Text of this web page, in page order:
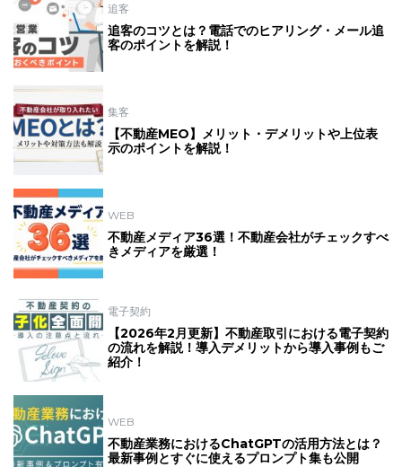
追客
追客のコツとは？電話でのヒアリング・メール追
客のポイントを解説！
集客
【不動産MEO】メリット・デメリットや上位表
示のポイントを解説！
WEB
不動産メディア36選！不動産会社がチェックすべ
きメディアを厳選！
電子契約
【2026年2月更新】不動産取引における電子契約
の流れを解説！導入デメリットから導入事例もご
紹介！
WEB
不動産業務におけるChatGPTの活用方法とは？
最新事例とすぐに使えるプロンプト集も公開